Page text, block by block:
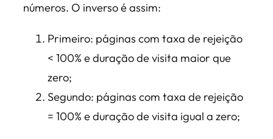
números. O inverso é assim:
Primeiro: páginas com taxa de rejeição
< 100% e duração de visita maior que
zero;
Segundo: páginas com taxa de rejeição
= 100% e duração de visita igual a zero;